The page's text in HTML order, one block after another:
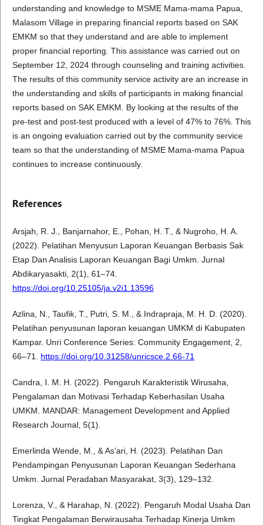
understanding and knowledge to MSME Mama-mama Papua,
Malasom Village in preparing financial reports based on SAK
EMKM so that they understand and are able to implement
proper financial reporting. This assistance was carried out on
September 12, 2024 through counseling and training activities.
The results of this community service activity are an increase in
the understanding and skills of participants in making financial
reports based on SAK EMKM. By looking at the results of the
pre-test and post-test produced with a level of 47% to 76%. This
is an ongoing evaluation carried out by the community service
team so that the understanding of MSME Mama-mama Papua
continues to increase continuously.
References
Arsjah, R. J., Banjarnahor, E., Pohan, H. T., & Nugroho, H. A.
(2022). Pelatihan Menyusun Laporan Keuangan Berbasis Sak
Etap Dan Analisis Laporan Keuangan Bagi Umkm. Jurnal
Abdikaryasakti, 2(1), 61–74.
https://doi.org/10.25105/ja.v2i1.13596
Azlina, N., Taufik, T., Putri, S. M., & Indrapraja, M. H. D. (2020).
Pelatihan penyusunan laporan keuangan UMKM di Kabupaten
Kampar. Unri Conference Series: Community Engagement, 2,
66–71. https://doi.org/10.31258/unricsce.2.66-71
Candra, I. M. H. (2022). Pengaruh Karakteristik Wirusaha,
Pengalaman dan Motivasi Terhadap Keberhasilan Usaha
UMKM. MANDAR: Management Development and Applied
Research Journal, 5(1).
Emerlinda Wende, M., & As’ari, H. (2023). Pelatihan Dan
Pendampingan Penyusunan Laporan Keuangan Sederhana
Umkm. Jurnal Peradaban Masyarakat, 3(3), 129–132.
Lorenza, V., & Harahap, N. (2022). Pengaruh Modal Usaha Dan
Tingkat Pengalaman Berwirausaha Terhadap Kinerja Umkm